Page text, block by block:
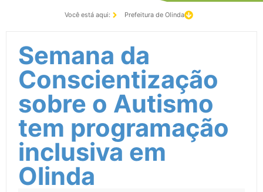
Você está aqui: Prefeitura de Olinda
Semana da
Conscientização
sobre o Autismo
tem programação
inclusiva em
Olinda